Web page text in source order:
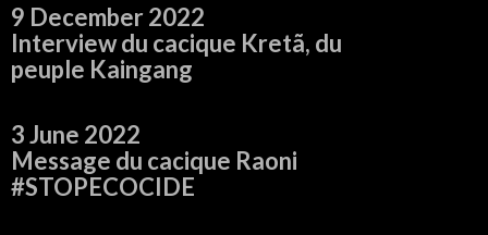
9 December 2022
Interview du cacique Kretã, du
peuple Kaingang
3 June 2022
Message du cacique Raoni
#STOPECOCIDE